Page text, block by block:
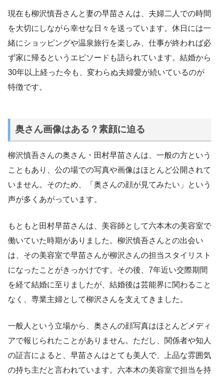
現在も柳沢慎吾さんと妻の早苗さんは、夫婦二人での時間
を大切にしながら幸せな日々を送っています。休日には一
緒にショッピングや温泉旅行を楽しみ、仕事が終われば必
ず家に帰るというエピソードも語られています。結婚から
30年以上経った今も、変わらぬ夫婦愛が続いているのが
特徴です。
奥さん画像はある？素顔に迫る
柳沢慎吾さんの奥さん・田村早苗さんは、一般の方という
こともあり、公の場での写真や画像はほとんど公開されて
いません。そのため、「奥さんの顔が見てみたい」という
声が多くあがっています。
もともと田村早苗さんは、美容師として六本木の美容室で
働いていた時期がありました。柳沢慎吾さんとの出会い
は、その美容室で早苗さんが柳沢さんの担当スタイリスト
になったことがきっかけです。その後、7年近い交際期間
を経て結婚に至りましたが、結婚後は芸能界に関わること
なく、専業主婦として柳沢さんを支えてきました。
一般人という立場から、奥さんの顔写真はほとんどメディ
アで報じられたことがありません。ただし、関係者や知人
の証言によると、早苗さんはとても美人で、上品な雰囲気
の持ち主だと言われています。六本木の美容室で担当を持